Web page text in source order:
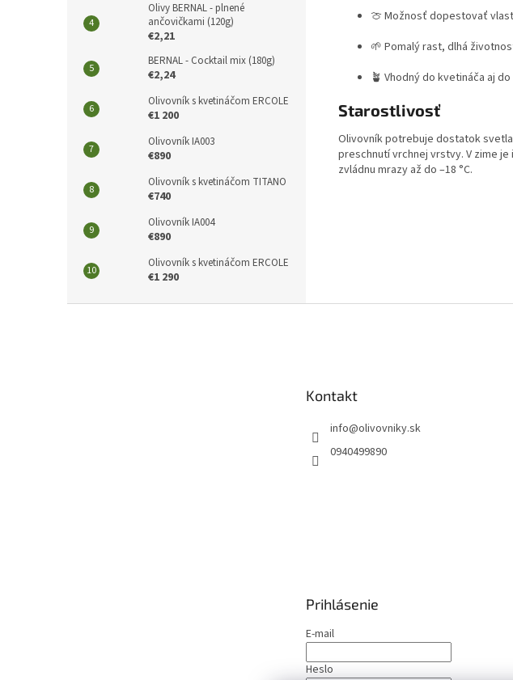
Olivy BERNAL - plnené
ančovičkami (120g)
€2,21
BERNAL - Cocktail mix (180g)
€2,24
Olivovník s kvetináčom ERCOLE
€1 200
Olivovník IA003
€890
Olivovník s kvetináčom TITANO
€740
Olivovník IA004
€890
Olivovník s kvetináčom ERCOLE
€1 290
🍈 Možnosť dopestovať
🌱 Pomalý rast, dlhá
🪴 Vhodný do kvetináča aj
Starostlivosť
Olivovník potrebuje dostatok
preschnutí vrchnej vrstvy. V zime
zvládnu mrazy až do –18 °C.
Kontakt
info@olivovniky.sk
0940499890
Prihlásenie
E-mail
Heslo